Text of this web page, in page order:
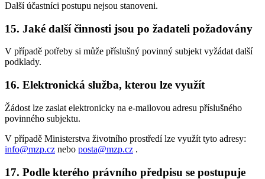
Další účastníci postupu nejsou stanoveni.
15. Jaké další činnosti jsou po žadateli požadovány
V případě potřeby si může příslušný povinný subjekt vyžádat další
podklady.
16. Elektronická služba, kterou lze využít
Žádost lze zaslat elektronicky na e-mailovou adresu příslušného
povinného subjektu.
V případě Ministerstva životního prostředí lze využít tyto adresy:
info@mzp.cz nebo posta@mzp.cz .
17. Podle kterého právního předpisu se postupuje